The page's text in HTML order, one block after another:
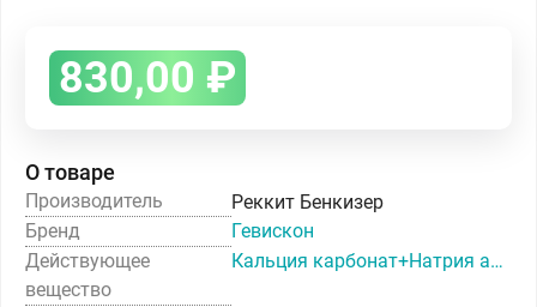
830,00 ₽
О товаре
Производитель
Реккит Бенкизер
Бренд
Гевискон
Действующее
вещество
Кальция карбонат+Натрия алгинат+Натрия гидрокарбонат